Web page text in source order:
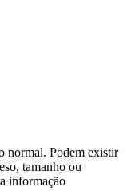
normal. Podem existir
tamanho ou
informação